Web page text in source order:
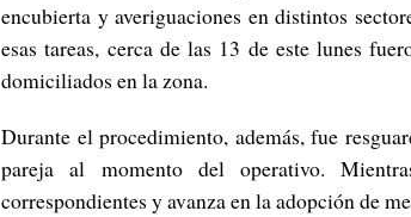
encubierta y averiguaciones en distintos
esas tareas, cerca de las 13 de este lunes
domiciliados en la zona.
Durante el procedimiento, además, fue
pareja al momento del operativo.
correspondientes y avanza en la adopción de